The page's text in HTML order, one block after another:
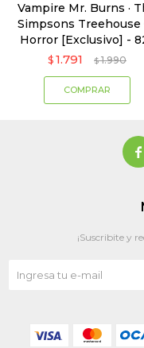
Vampire Mr. Burns ·
Simpsons Treehouse
Horror [Exclusivo] -
$ 1.791 $ 1.990

¡Suscribite y